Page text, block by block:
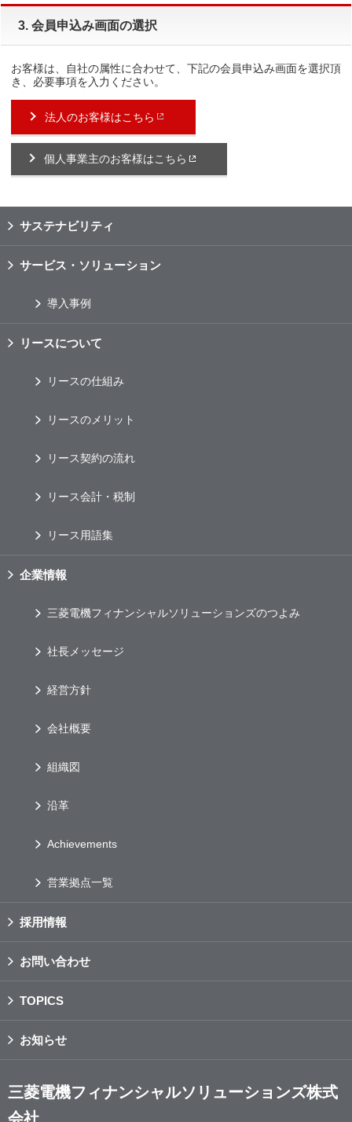
3. 会員申込み画面の選択
お客様は、自社の属性に合わせて、下記の会員申込み画面を選択頂
き、必要事項を入力ください。
法人のお客様はこちら
個人事業主のお客様はこちら
サステナビリティ
サービス・ソリューション
導入事例
リースについて
リースの仕組み
リースのメリット
リース契約の流れ
リース会計・税制
リース用語集
企業情報
三菱電機フィナンシャルソリューションズのつよみ
社長メッセージ
経営方針
会社概要
組織図
沿革
Achievements
営業拠点一覧
採用情報
お問い合わせ
TOPICS
お知らせ
三菱電機フィナンシャルソリューションズ株式
会社